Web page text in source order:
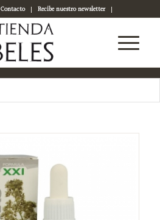
Contacto
Recibe nuestro newsletter
Acceso a tu cuenta